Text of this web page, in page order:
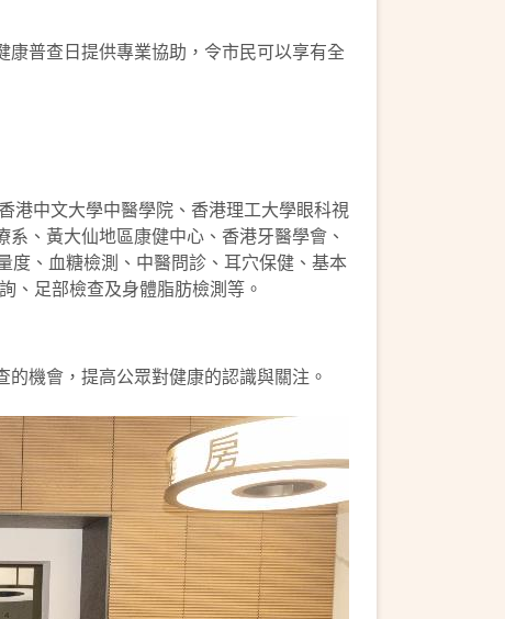
普查日提供專業協助，令市民可以享有全
港中文大學中醫學院、香港理工大學眼科視
、黃大仙地區康健中心、香港牙醫學會、
度、血糖檢測、中醫問診、耳穴保健、基本
、足部檢查及身體脂肪檢測等。
機會，提高公眾對健康的認識與關注。